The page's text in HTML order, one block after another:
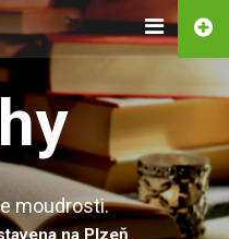
moudrosti.
na Plzeň